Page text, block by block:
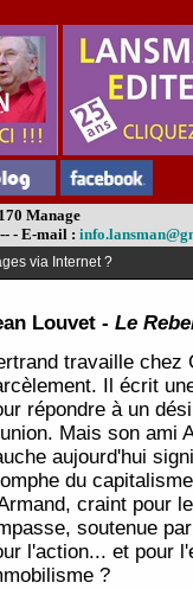
Manage
- E-mail :
via Internet ?
Louvet - Le
travaille chez
Il écrit
répondre à un
Mais son ami
aujourd'hui
du
craint pour
soutenue
l'action... et pour
?